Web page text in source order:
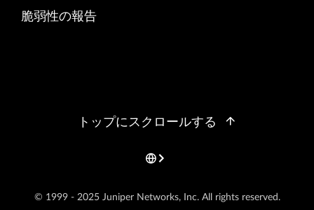
脆弱性の報告
© 1999 - 2025 Juniper Networks, Inc. All rights reserved.
トップにスクロールする